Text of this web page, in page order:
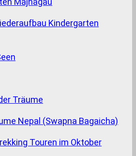
Kindergarten
Nepal (Swapna Bagaicha)